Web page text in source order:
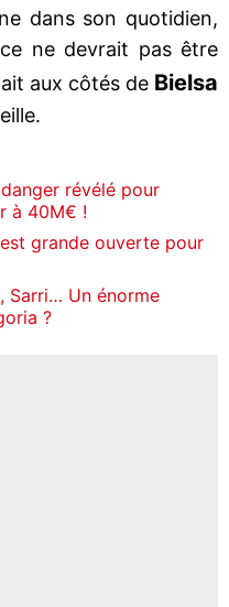
dans son quotidien,
ne devrait pas être
aux côtés de Bielsa
révélé pour
à 40M€ !
grande ouverte pour
Sarri… Un énorme
?